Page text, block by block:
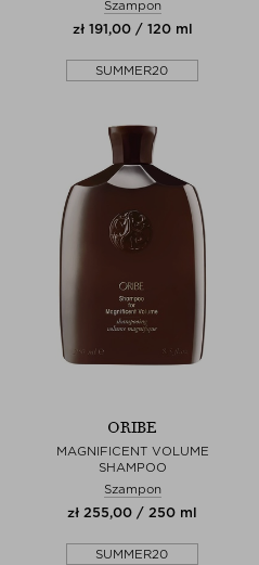
Szampon
zł 191,00 / 120 ml
SUMMER20
ORIBE
MAGNIFICENT VOLUME
SHAMPOO
Szampon
zł 255,00 / 250 ml
SUMMER20